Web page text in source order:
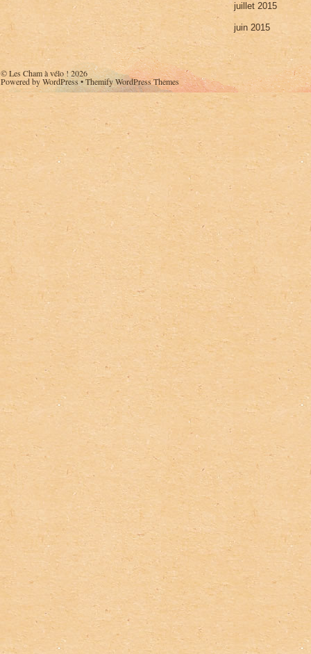
juillet 2015
juin 2015
©Les Cham à vélo !2026
Powered byWordPress•Themify WordPress Themes